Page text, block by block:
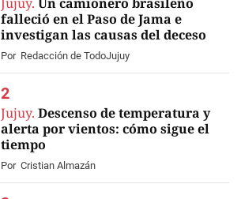
falleció en el Paso de Jama e
investigan las causas del deceso
Por Redacción de TodoJujuy
Jujuy. Descenso de temperatura y
alerta por vientos: cómo sigue el
tiempo
Por Cristian Almazán